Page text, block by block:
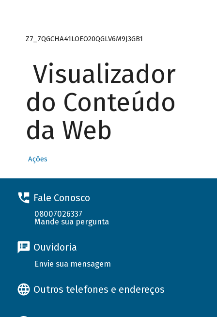
Z7_7QGCHA41LOEO20QGLV6M9J3GB1
Visualizador
do Conteúdo
da Web
Ações
Fale Conosco
08007026337
Mande sua pergunta
Ouvidoria
Envie sua mensagem
Outros telefones e endereços